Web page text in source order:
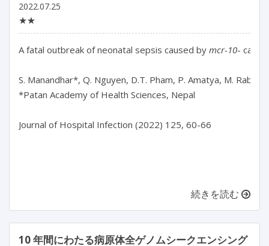
2022.07.25
★★
A fatal outbreak of neonatal sepsis caused by mcr-10-
S. Manandhar*, Q. Nguyen, D.T. Pham, P. Amatya, M.
*Patan Academy of Health Sciences, Nepal
Journal of Hospital Infection (2022) 125, 60-66
続きを読む
10 年間にわたる病原体全ゲノムシークエンシング